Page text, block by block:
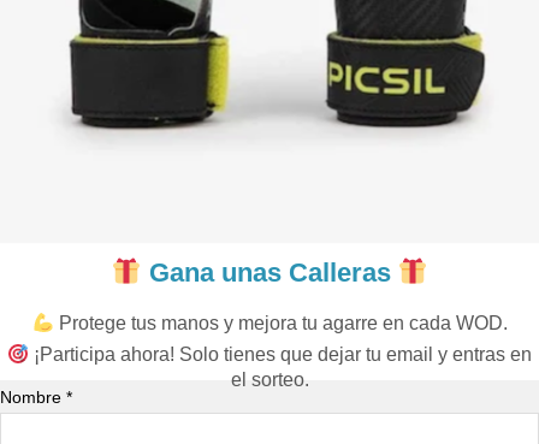
Gana unas Calleras
Protege tus manos y mejora tu agarre en cada WOD.
¡Participa ahora! Solo tienes que dejar tu email y entras en
el sorteo.
Nombre *